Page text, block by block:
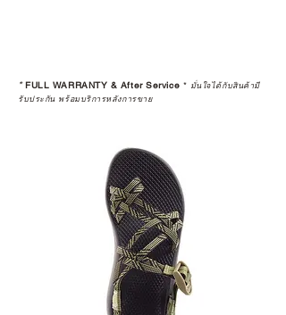
*FULL WARRANTY & After Service * มั่นใจได้กับสินค้ามี
รับประกัน พร้อมบริการหลังการขาย